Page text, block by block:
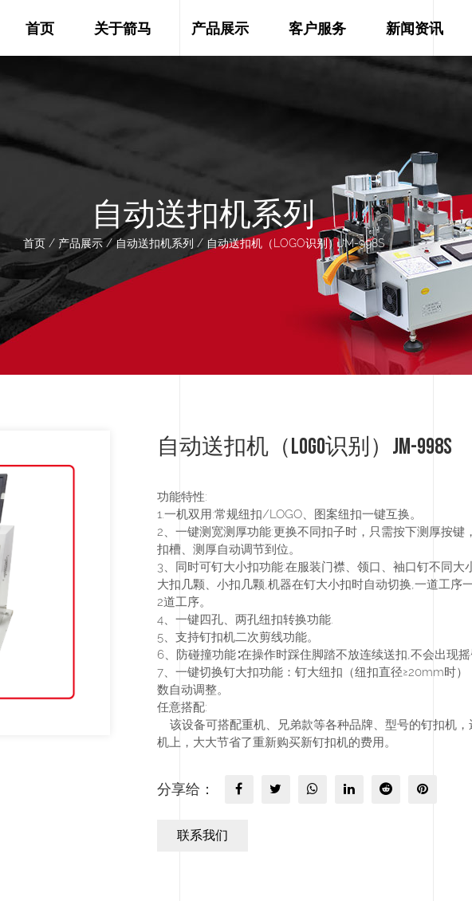
首页 关于箭马 产品展示 客户服务 新闻资讯
自动送扣机系列
首页/ 产品展示/自动送扣机系列 / 自动送扣机（LOGO识别）JM-998S
自动送扣机（LOGO识别）JM-998S
功能特性:
1.一机双用:常规纽扣/LOGO、图案纽扣一键互换。
2、一键测宽测厚功能:更换不同扣子时，只需按下测厚按键
扣槽、测厚自动调节到位。
3、同时可钉大小扣功能:在服装门襟、领口、袖口钉不同大
大扣几颗、小扣几颗,机器在钉大小扣时自动切换,一道工序
2道工序。
4、一键四孔、两孔纽扣转换功能.
5、支持钉扣机二次剪线功能。
6、防碰撞功能∶在操作时踩住脚踏不放连续送扣,不会出现摇
7、一键切换钉大扣功能：钉大纽扣（纽扣直径≥20mm时）
数自动调整。
任意搭配:
该设备可搭配重机、兄弟款等各种品牌、型号的钉扣机
机上，大大节省了重新购买新钉扣机的费用。
分享给：
联系我们